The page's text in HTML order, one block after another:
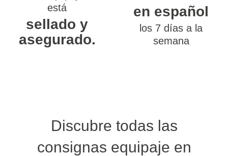
está
sellado y
asegurado.
en español
los 7 días a la
semana
Discubre todas las
consignas equipaje en